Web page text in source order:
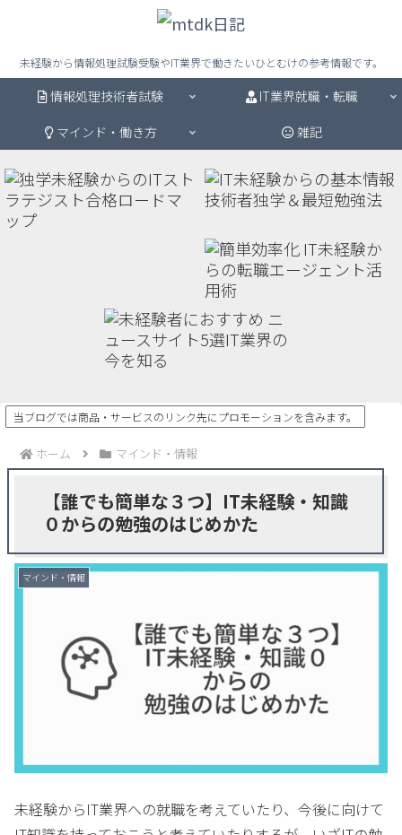
未経験から情報処理試験受験やIT業界で働きたいひとむけの参考情報です。
情報処理技術者試験
IT業界就職・転職
マインド・働き方
雑記
当ブログでは商品・サービスのリンク先にプロモーションを含みます。
ホーム マインド・情報
【誰でも簡単な３つ】IT未経験・知識
０からの勉強のはじめかた
マインド・情報
未経験からIT業界への就職を考えていたり、今後に向けて